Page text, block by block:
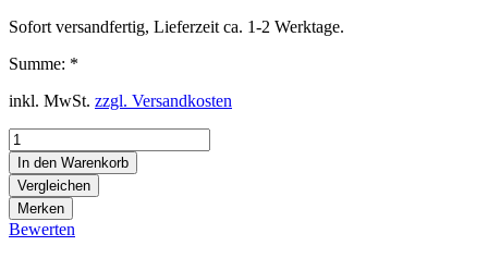
Sofort versandfertig, Lieferzeit ca. 1-2 Werktage.
Summe: *
inkl. MwSt. zzgl. Versandkosten
In den Warenkorb
Vergleichen
Merken
Bewerten